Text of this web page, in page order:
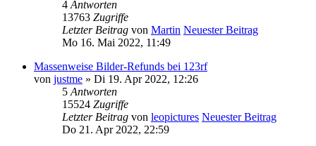
4 Antworten
13763 Zugriffe
Letzter Beitrag von Martin Neuester Beitrag
Mo 16. Mai 2022, 11:49
Massenweise Bilder-Refunds bei 123rf
von justme » Di 19. Apr 2022, 12:26
5 Antworten
15524 Zugriffe
Letzter Beitrag von leopictures Neuester Beitrag
Do 21. Apr 2022, 22:59